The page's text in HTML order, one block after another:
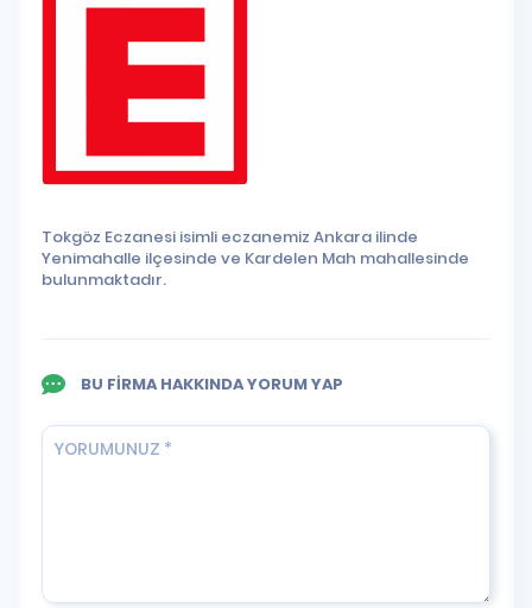
Tokgöz Eczanesi isimli eczanemiz Ankara ilinde
Yenimahalle ilçesinde ve Kardelen Mah mahallesinde
bulunmaktadır.
BU FİRMA HAKKINDA YORUM YAP